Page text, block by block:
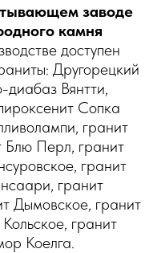
заводе
камня
доступен
Другорецкий
диабаз Вянтти,
Сопка
гранит
Блю Перл, гранит
гранит
гранит
Дымовское, гранит
гранит
Коелга.